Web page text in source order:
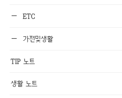
ETC
가전및생활
TIP 노트
생활 노트